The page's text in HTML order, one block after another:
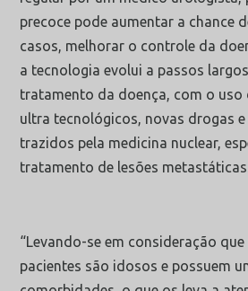
precoce pode aumentar a chance
casos, melhorar o controle da
a tecnologia evolui a passos
tratamento da doença, com o uso
ultra tecnológicos, novas drogas
trazidos pela medicina nuclear,
tratamento de lesões
“Levando-se em consideração
pacientes são idosos e possuem